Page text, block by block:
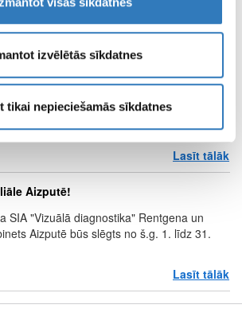
izvēlētās sīkdatnes
tikai nepieciešamās sīkdatnes
Lasīt tālāk
dalībniekiem – 10% atlaide
izmeklējumiem Kuldīgā!
atlaide muskuloskeletālās sistēmas
izmeklējumiem Kuldīgā Kuldīgas
Lasīt tālāk
Aizputē!
SIA "Vizuālā diagnostika" Rentgena un
Aizputē būs slēgts no š.g. 1. līdz 31.
Lasīt tālāk